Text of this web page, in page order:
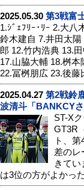
2025.05.30 第3戦富
1.ｼﾞｪﾌﾘｰ･ﾘｰ 2.大八
鈴木建自 7.井田太
郎 12.竹内浩典 13.
17.山脇大輔 18.桝
22.冨桝朋広 23.後
2025.04.27 第2戦鈴
波清斗「BANKCY
ST-X
GT3R
ト、
差のレ
きてい
は3位の方がよかっ